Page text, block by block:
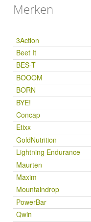
Merken
3Action
Beet It
BES-T
BOOOM
BORN
BYE!
Concap
Etixx
GoldNutrition
Lightning Endurance
Maurten
Maxim
Mountaindrop
PowerBar
Qwin